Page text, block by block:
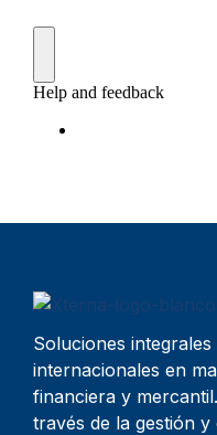
Soluciones
internacionales en
financiera y
través de la gestión